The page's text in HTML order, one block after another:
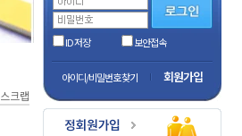
스크랩
ID 저장 보안접속
아이디/비밀번호 찾기 회원가입